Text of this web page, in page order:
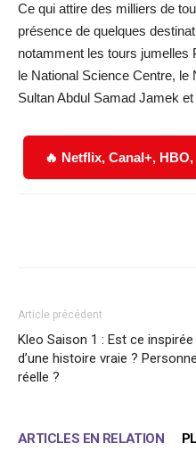
Ce qui attire des milliers de
présence de quelques
notamment les tours jumelles
le National Science Centre,
Sultan Abdul Samad Jamek
🔥 Netflix, Canal+,
Article précédent
Kleo Saison 1 : Est ce inspirée
d’une histoire vraie ? Personne
réelle ?
ARTICLES EN RELATION